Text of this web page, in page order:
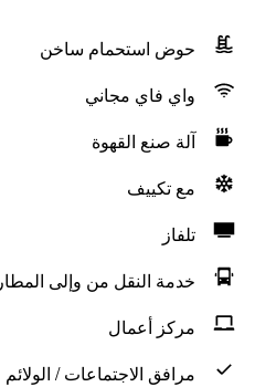
حوض استحمام ساخن
واي فاي مجاني
آلة صنع القهوة
مع تكييف
تلفاز
خدمة النقل من وإلى المطار
مركز أعمال
مرافق الاجتماعات / الولائم